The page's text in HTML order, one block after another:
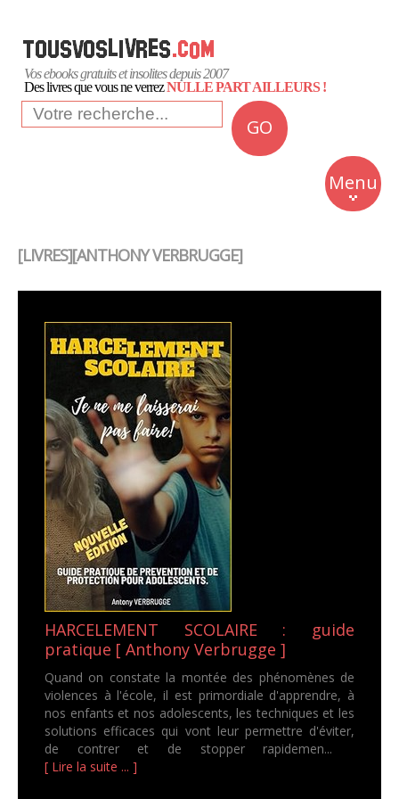
Vos ebooks gratuits et insolites depuis 2007
Des livres que vous ne verrezNULLE PART AILLEURS !
GO
Menu
Insolite
Business
[LIVRES][ANTHONY VERBRUGGE]
HARCELEMENT SCOLAIRE : guide
pratique [ Anthony Verbrugge ]
Quand on constate la montée des phénomènes de
violences à l'école, il est primordiale d'apprendre, à
nos enfants et nos adolescents, les techniques et les
solutions efficaces qui vont leur permettre d'éviter,
de contrer et de stopper rapidemen...
[ Lire la suite ... ]